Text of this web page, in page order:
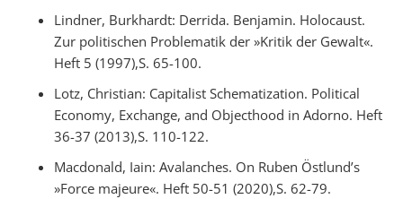
Lindner, Burkhardt: Derrida. Benjamin. Holocaust.
Zur politischen Problematik der »Kritik der Gewalt«.
Heft 5 (1997),S. 65-100.
Lotz, Christian: Capitalist Schematization. Political
Economy, Exchange, and Objecthood in Adorno. Heft
36-37 (2013),S. 110-122.
Macdonald, Iain: Avalanches. On Ruben Östlund’s
»Force majeure«. Heft 50-51 (2020),S. 62-79.